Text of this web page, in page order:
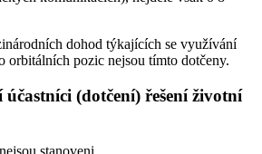
dohod týkajících se využívání
orbitálních pozic nejsou tímto dotčeny.
(dotčení) řešení životní
stanoveni.